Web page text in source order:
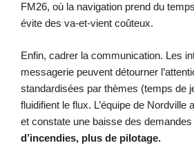
FM26, où la navigation prend du
évite des va-et-vient coûteux.
Enfin, cadrer la communication. Les
messagerie peuvent détourner
standardisées par thèmes (temps de
fluidifient le flux. L’équipe de Nordville
et constate une baisse des
d’incendies, plus de pilotage.